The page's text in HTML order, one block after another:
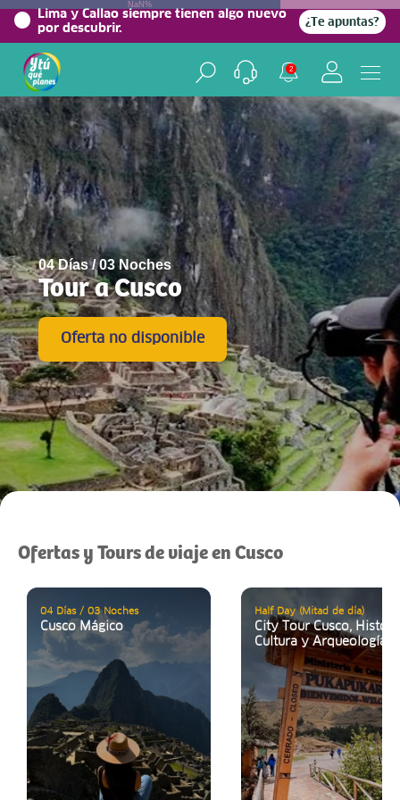
Lima y Callao siempre tienen algo nuevo
por descubrir.
¿Te apuntas?
2
NaN%
04 Días / 03 Noches
Tour a Cusco
Oferta no disponible
Ofertas y Tours de viaje en Cusco
04 Días / 03 Noches
Cusco Mágico
Half Day (Mitad de día)
City Tour Cusco,
Cultura y Arqueología